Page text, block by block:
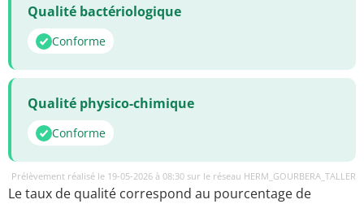
Qualité bactériologique
Conforme
Qualité physico-chimique
Conforme
Prélèvement réalisé le 19-05-2026 à 08:30 sur le réseau HERM_GOURBERA_TALLER
Le taux de qualité correspond au pourcentage de